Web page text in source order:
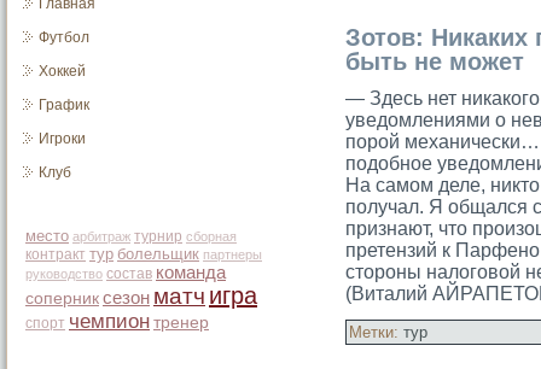
Главная
Футбол
Хоккей
График
Игроки
Клуб
место арбитраж турнир сборная
контракт тур болельщик партнеры
руководство состав команда
соперник сезон матч игра
спорт чемпион тренер
Зотов: Никаких
быть не может
— Здесь нет
уведомлениями о
порой
подобное
На самом деле, никто
получал. Я общался
признают, что
претензий к
стороны налоговой
(Виталий
Метки: тур